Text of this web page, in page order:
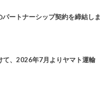
ートナーシップ契約を締結しま
て、2026年7月よりヤマト運輸